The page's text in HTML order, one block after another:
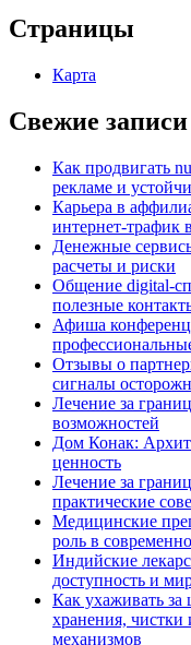
Страницы
Карта
Свежие записи
Как продвигать
рекламе и
Карьера в
интернет-трафик
Денежные
расчеты и риски
Общение digital-
полезные
Афиша
Отзывы о
сигналы
Лечение за
возможностей
Дом Конак:
ценность
Лечение за
практические
Медицинские
роль в
Индийские
доступность и
Как ухаживать
хранения,
механизмов